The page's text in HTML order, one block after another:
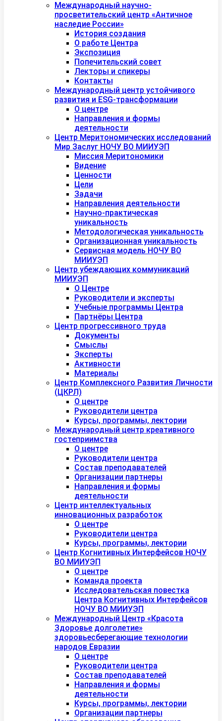
Международный научно-
просветительский центр «Античное
наследие России»
История создания
О работе Центра
Экспозиция
Попечительский совет
Лекторы и спикеры
Контакты
Международный центр устойчивого
развития и ESG-трансформации
О центре
Направления и формы
деятельности
Центр Меритономических исследований
Мир Заслуг НОЧУ ВО МИИУЭП
Миссия Меритономики
Видение
Ценности
Цели
Задачи
Направления деятельности
Научно-практическая
уникальность
Методологическая уникальность
Организационная уникальность
Сервисная модель НОЧУ ВО
МИИУЭП
Центр убеждающих коммуникаций
МИИУЭП
О Центре
Руководители и эксперты
Учебные программы Центра
Партнёры Центра
Центр прогрессивного труда
Документы
Смыслы
Эксперты
Активности
Материалы
Центр Комплексного Развития Личности
(ЦКРЛ)
О центре
Руководители центра
Курсы, программы, лектории
Международный центр креативного
гостеприимства
О центре
Руководители центра
Состав преподавателей
Организации партнеры
Направления и формы
деятельности
Центр интеллектуальных
инновационных разработок
О центре
Руководители центра
Курсы, программы, лектории
Центр Когнитивных Интерфейсов НОЧУ
ВО МИИУЭП
О центре
Команда проекта
Исследовательская повестка
Центра Когнитивных Интерфейсов
НОЧУ ВО МИИУЭП
Международный Центр «Красота
Здоровье долголетие»
здоровьесберегающие технологии
народов Евразии
О центре
Руководители центра
Состав преподавателей
Направления и формы
деятельности
Курсы, программы, лектории
Организации партнеры